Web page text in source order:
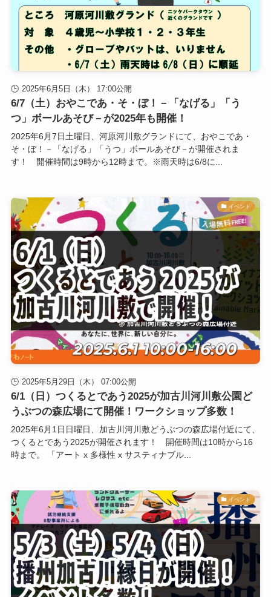
2025年6月5日（木） 17:00公開
6/7（土）おやこであ・そ・ぼ！－「なげる」「う
つ」ボールあそび－が2025年も開催！
2025年6月7日土曜日、河原河川敷グランドにて、おやこであ・
そ・ぼ！－「なげる」「うつ」ボールあそび－が開催されま
す！ 開催時間は9時から12時まで。※雨天時は6/8に...
イベント
2025年5月29日（木） 07:00公開
6/1（日）つくるとであう2025が加古川河川敷公園ど
うぶつの森広場にて開催！ワークショップ多数！
2025年6月1日日曜日、加古川河川敷どうぶつの森広場付近にて、
つくるとであう2025が開催されます！ 開催時間は10時から16
時まで。 「アート x 多様性 x サスティナブル...
イベント